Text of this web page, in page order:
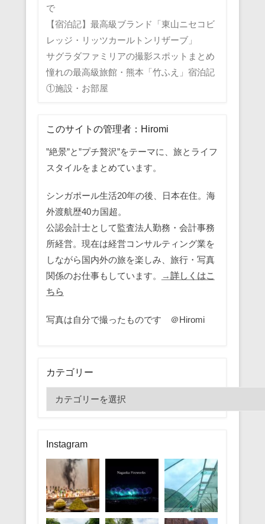
で
【宿泊記】最高級ブランド「東山ニセコビ
レッジ・リッツカールトンリザーブ」
サグラダファミリアの撮影スポットまとめ
憧れの最高級旅館・熊本「竹ふえ」宿泊記
①施設・お部屋
このサイトの管理者：Hiromi
”絶景”と”プチ贅沢”をテーマに、旅とライフ
スタイルをまとめています。
シンガポール生活20年の後、日本在住。海
外渡航歴40カ国超。
公認会計士として監査法人勤務・会計事務
所経営。現在は経営コンサルティング業を
しながら国内外の旅を楽しみ、旅行・写真
関係のお仕事もしています。
→詳しくはこ
ちら
写真は自分で撮ったものです ＠Hiromi
カテゴリー
テ
リ
ー
Instagram